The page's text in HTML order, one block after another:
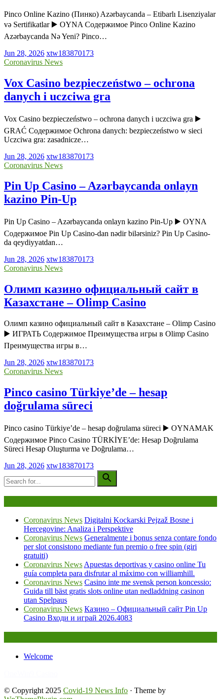
Pinco Online Kazino (Пинко) Azərbaycanda – Etibarlı Lisenziyalar
və Sertifikatlar ▶️ OYNA Содержимое Pinco Online Kazino
Azərbaycanda Nə Yeni? Pinco…
Jun 28, 2026 xtw183870173
Coronavirus News
Vox Casino bezpieczeństwo – ochrona
danych i uczciwa gra
Vox Casino bezpieczeństwo – ochrona danych i uczciwa gra ▶️
GRAĆ Содержимое Ochrona danych: bezpieczeństwo w sieci
Uczciwa gra: zasadnicze…
Jun 28, 2026 xtw183870173
Coronavirus News
Pin Up Casino – Azərbaycanda onlayn
kazino Pin-Up
Pin Up Casino – Azərbaycanda onlayn kazino Pin-Up ▶️ OYNA
Содержимое Pin Up Casino-dan nədir bilərsiniz? Pin Up Casino-
da qeydiyyatdan…
Jun 28, 2026 xtw183870173
Coronavirus News
Олимп казино официальный сайт в
Казахстане – Olimp Casino
Олимп казино официальный сайт в Казахстане – Olimp Casino
▶️ ИГРАТЬ Содержимое Преимущества игры в Olimp Casino
Преимущества игры в…
Jun 28, 2026 xtw183870173
Coronavirus News
Pinco casino Türkiye’de – hesap
doğrulama süreci
Pinco casino Türkiye’de – hesap doğrulama süreci ▶️ OYNAMAK
Содержимое Pinco Casino TÜRKİYE’de: Hesap Doğrulama
Süreci Hesap Oluşturma ve Doğrulama…
Jun 28, 2026 xtw183870173
Coronavirus News Digitalni Kockarski Pejzaž Bosne i
Hercegovine: Analiza i Perspektive
Coronavirus News Generalmente i bonus senza contare fondo
per slot consistono mediante fun premio o free spin (giri
gratuiti)
Coronavirus News Apuestas deportivas y casino online Tu
guía completa para disfrutar al máximo con williamhill.
Coronavirus News Casino inte me svensk person koncessio:
Guida till bäst gratis slots online utan nedladdning casinon
utan Spelpaus
Coronavirus News Казино – Официальный сайт Pin Up
Casino Входи и играй 2026.4083
Welcome
© Copyright 2025 Covid-19 News Info · Theme by